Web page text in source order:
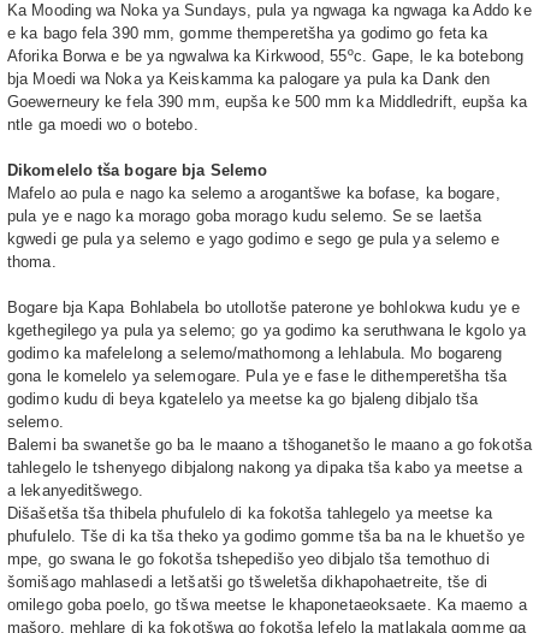
Ka Mooding wa Noka ya Sundays, pula ya ngwaga ka ngwaga ka Addo ke
e ka bago fela 390 mm, gomme themperetšha ya godimo go feta ka
Aforika Borwa e be ya ngwalwa ka Kirkwood, 55ºc. Gape, le ka botebong
bja Moedi wa Noka ya Keiskamma ka palogare ya pula ka Dank den
Goewerneury ke fela 390 mm, eupša ke 500 mm ka Middledrift, eupša ka
ntle ga moedi wo o botebo.
Dikomelelo tša bogare bja Selemo
Mafelo ao pula e nago ka selemo a arogantšwe ka bofase, ka bogare,
pula ye e nago ka morago goba morago kudu selemo. Se se laetša
kgwedi ge pula ya selemo e yago godimo e sego ge pula ya selemo e
thoma.
Bogare bja Kapa Bohlabela bo utollotše paterone ye bohlokwa kudu ye e
kgethegilego ya pula ya selemo; go ya godimo ka seruthwana le kgolo ya
godimo ka mafelelong a selemo/mathomong a lehlabula. Mo bogareng
gona le komelelo ya selemogare. Pula ye e fase le dithemperetšha tša
godimo kudu di beya kgatelelo ya meetse ka go bjaleng dibjalo tša
selemo.
Balemi ba swanetše go ba le maano a tšhoganetšo le maano a go fokotša
tahlegelo le tshenyego dibjalong nakong ya dipaka tša kabo ya meetse a
a lekanyeditšwego.
Dišašetša tša thibela phufulelo di ka fokotša tahlegelo ya meetse ka
phufulelo. Tše di ka tša theko ya godimo gomme tša ba na le khuetšo ye
mpe, go swana le go fokotša tshepedišo yeo dibjalo tša temothuo di
šomišago mahlasedi a letšatši go tšweletša dikhapohaetreite, tše di
omilego goba poelo, go tšwa meetse le khaponetaeoksaete. Ka maemo a
mašoro, mehlare di ka fokotšwa go fokotša lefelo la matlakala gomme ga